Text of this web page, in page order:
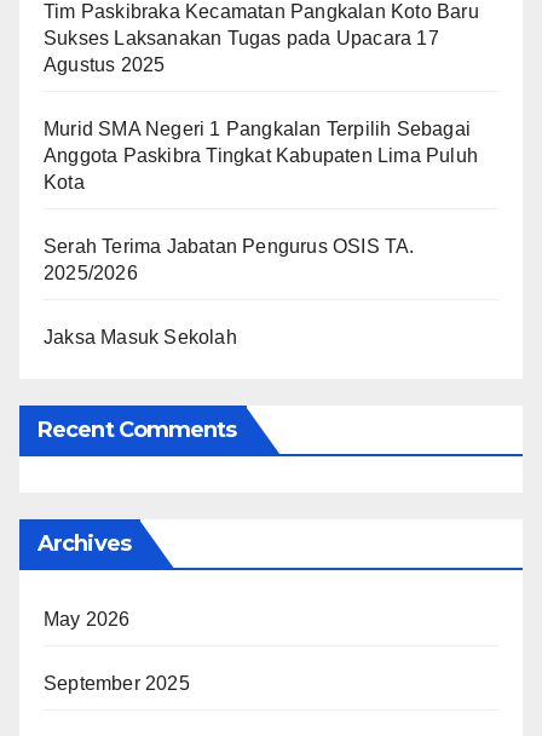
Tim Paskibraka Kecamatan Pangkalan Koto Baru
Sukses Laksanakan Tugas pada Upacara 17
Agustus 2025
Murid SMA Negeri 1 Pangkalan Terpilih Sebagai
Anggota Paskibra Tingkat Kabupaten Lima Puluh
Kota
Serah Terima Jabatan Pengurus OSIS TA.
2025/2026
Jaksa Masuk Sekolah
Recent Comments
Archives
May 2026
September 2025